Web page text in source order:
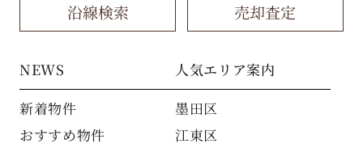
沿線検索 売却査定
NEWS
新着物件
おすすめ物件
人気エリア案内
墨田区
江東区